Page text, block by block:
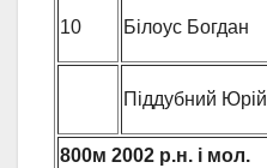
10 Білоус Богдан
Піддубний Юрій
800м 2002 р.н. і мол.